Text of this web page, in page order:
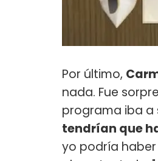
Por último,
nada. Fue
programa iba a
tendrían que
yo podría